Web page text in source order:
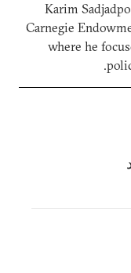
Karim
Carnegie
where he